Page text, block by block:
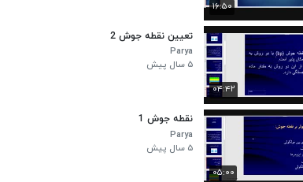
۱۶:۵۰
۰۴:۴۲
تعیین نقطه جوش 2
Parya
۵ سال پیش
۰۵:۰۰
نقطه جوش 1
Parya
۵ سال پیش